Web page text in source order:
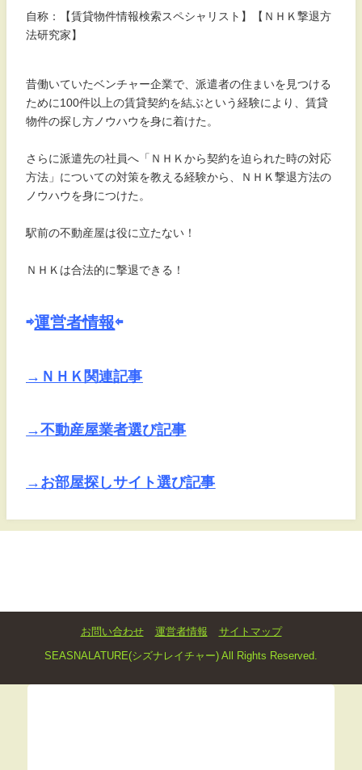
自称：【賃貸物件情報検索スペシャリスト】【ＮＨＫ撃退方
法研究家】
昔働いていたベンチャー企業で、派遣者の住まいを見つける
ために100件以上の賃貸契約を結ぶという経験により、賃貸
物件の探し方ノウハウを身に着けた。
さらに派遣先の社員へ「ＮＨＫから契約を迫られた時の対応
方法」についての対策を教える経験から、ＮＨＫ撃退方法の
ノウハウを身につけた。
駅前の不動産屋は役に立たない！
ＮＨＫは合法的に撃退できる！
⇨運営者情報⇦
→ＮＨＫ関連記事
→不動産屋業者選び記事
→お部屋探しサイト選び記事
お問い合わせ 運営者情報
サイトマップ
SEASNALATURE(シズナレイチャー) All Rights Reserved.